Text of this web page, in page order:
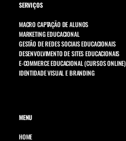
SERVIÇOS
MACRO CAPTAÇÃO DE ALUNOS
MARKETING EDUCACIONAL
GESTÃO DE REDES SOCIAIS EDUCACIONAIS
DESENVOLVIMENTO DE SITES EDUCACIONAIS
E-COMMERCE EDUCACIONAL (CURSOS ONLINE)
IDENTIDADE VISUAL E BRANDING
MENU
HOME